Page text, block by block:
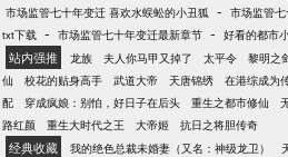
户全部送进去？ 汽车修
秋名山飙车，秒杀一众
是巅峰，没想到小丑竟
市场监管七十年变迁 喜欢水蜈蚣的小丑狐 - 市场监管
txt下载 - 市场监管七十年变迁最新章节 - 好看的都市
站内强推 龙族 夫人你马甲又掉了 太平令 黎明之
仙
校花的贴身高手 武道大帝 天唐锦绣 在港综成为
配
穿成疯娘：别怕，好日子在后头 重生之都市修仙
路红颜
重生大时代之王 大帝姬 抗日之将胆传奇
经典收藏 我的绝色总裁未婚妻（又名：神级龙卫）